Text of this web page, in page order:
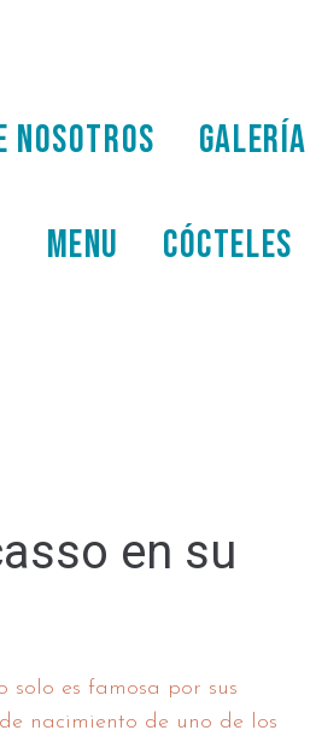
NOSOTROS GALERÍA
MENU CÓCTELES
en su
es famosa por sus
nacimiento de uno de los